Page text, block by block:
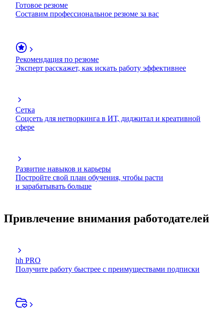
Готовое резюме
Составим профессиональное резюме за вас
Рекомендация по резюме
Эксперт расскажет, как искать работу эффективнее
Сетка
Соцсеть для нетворкинга в ИТ, диджитал и креативной
сфере
Развитие навыков и карьеры
Постройте свой план обучения, чтобы расти
и зарабатывать больше
Привлечение внимания работодателей
hh PRO
Получите работу быстрее с преимуществами подписки